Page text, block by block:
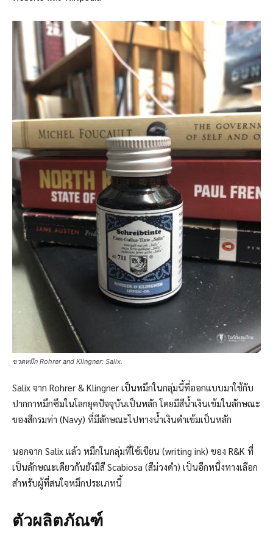
ขวดหมึก Rohrer and Klingner: Salix.
Salix จาก Rohrer & Klingner เป็นหมึกในกลุ่มนี้ที่ออกแบบมาใช้กับ
ปากกาหมึกซึมในโลกยุคปัจจุบันเป็นหลัก โดยมีสีนํ้าเงินเข้มในลักษณะ
ของสีกรมท่า (Navy) ที่มีลักษณะไปทางนํ้าเงินดำเข้มเป็นหลัก
นอกจาก Salix แล้ว หมึกในกลุ่มที่ใช้เขียน (writing ink) ของ R&K ที่
เป็นลักษณะเดียวกันยังมีสี Scabiosa (สีม่วงดำ) เป็นอีกหนึ่งทางเลือก
สำหรับผู้ที่สนใจหมึกประเภทนี้
ตัวผลิตภัณฑ์